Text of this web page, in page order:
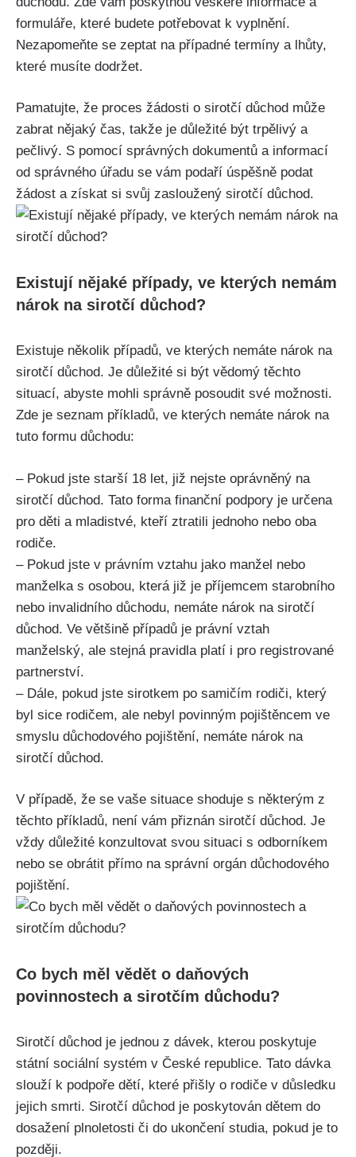
formuláře, které budete potřebovat k vyplnění.
Nezapomeňte se zeptat na případné termíny a lhůty,
které musíte dodržet.
Pamatujte, že proces žádosti o sirotčí důchod může
zabrat nějaký čas, takže je důležité být trpělivý a
pečlivý. S pomocí správných dokumentů a informací
od správného úřadu se vám podaří úspěšně podat
žádost a získat si svůj zasloužený sirotčí důchod.
Existují nějaké případy, ve kterých nemám
nárok na sirotčí důchod?
Existuje několik případů, ve kterých nemáte nárok na
sirotčí důchod. Je důležité si být vědomý těchto
situací, abyste mohli správně posoudit své možnosti.
Zde je seznam příkladů, ve kterých nemáte nárok na
tuto formu důchodu:
– Pokud jste starší 18 let, již nejste oprávněný na
sirotčí důchod. Tato forma finanční podpory je určena
pro děti a mladistvé, kteří ztratili jednoho nebo oba
rodiče.
– Pokud jste v právním vztahu jako manžel nebo
manželka s osobou, která již je příjemcem starobního
nebo invalidního důchodu, nemáte nárok na sirotčí
důchod. Ve většině případů je právní vztah
manželský, ale stejná pravidla platí i pro registrované
partnerství.
– Dále, pokud jste sirotkem po samičím rodiči, který
byl sice rodičem, ale nebyl povinným pojištěncem ve
smyslu důchodového pojištění, nemáte nárok na
sirotčí důchod.
V případě, že se vaše situace shoduje s některým z
těchto příkladů, není vám přiznán sirotčí důchod. Je
vždy důležité konzultovat svou situaci s odborníkem
nebo se obrátit přímo na správní orgán důchodového
pojištění.
Co bych měl vědět o daňových
povinnostech a sirotčím důchodu?
Sirotčí důchod je jednou z dávek, kterou poskytuje
státní sociální systém v České republice. Tato dávka
slouží k podpoře dětí, které přišly o rodiče v důsledku
jejich smrti. Sirotčí důchod je poskytován dětem do
dosažení plnoletosti či do ukončení studia, pokud je to
později.